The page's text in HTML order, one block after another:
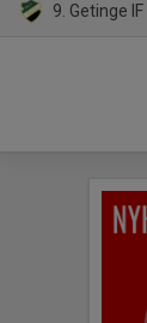
9. Getinge IF